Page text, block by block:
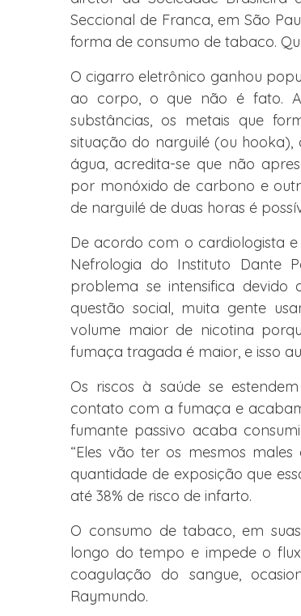
Seccional de Franca, em São
forma de consumo de tabaco.
O cigarro eletrônico ganhou
ao corpo, o que não é fato.
substâncias, os metais que
situação do narguilé (ou
água, acredita-se que não
por monóxido de carbono e
de narguilé de duas horas é
De acordo com o cardiologista
Nefrologia do Instituto Dante
problema se intensifica
questão social, muita gente
volume maior de nicotina
fumaça tragada é maior, e isso
Os riscos à saúde se
contato com a fumaça e
fumante passivo acaba
“Eles vão ter os mesmos
quantidade de exposição que
até 38% de risco de infarto.
O consumo de tabaco, em
longo do tempo e impede o
coagulação do sangue,
Raymundo.